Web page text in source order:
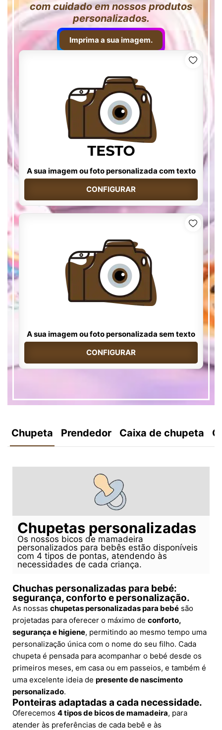
com cuidado em nossos produtos
personalizados.
Imprima a sua imagem.
A sua imagem ou foto personalizada com texto
CONFIGURAR
A sua imagem ou foto personalizada sem texto
CONFIGURAR
Chupeta Prendedor Caixa de chupeta
Chupetas personalizadas
Os nossos bicos de mamadeira
personalizados para bebês estão disponíveis
com 4 tipos de pontas, atendendo às
necessidades de cada criança.
Chuchas personalizadas para bebé:
segurança, conforto e personalização.
As nossas chupetas personalizadas para bebé são
projetadas para oferecer o máximo de conforto,
segurança e higiene, permitindo ao mesmo tempo uma
personalização única com o nome do seu filho. Cada
chupeta é pensada para acompanhar o bebé desde os
primeiros meses, em casa ou em passeios, e também é
uma excelente ideia de presente de nascimento
personalizado.
Ponteiras adaptadas a cada necessidade.
Oferecemos 4 tipos de bicos de mamadeira, para
atender às preferências de cada bebê e às